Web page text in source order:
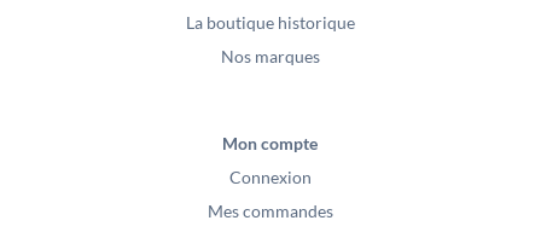
La boutique historique
Nos marques
Mon compte
Connexion
Mes commandes